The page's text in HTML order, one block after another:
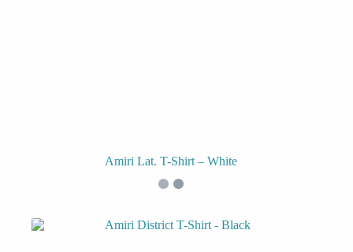
Amiri Lat. T-Shirt – White